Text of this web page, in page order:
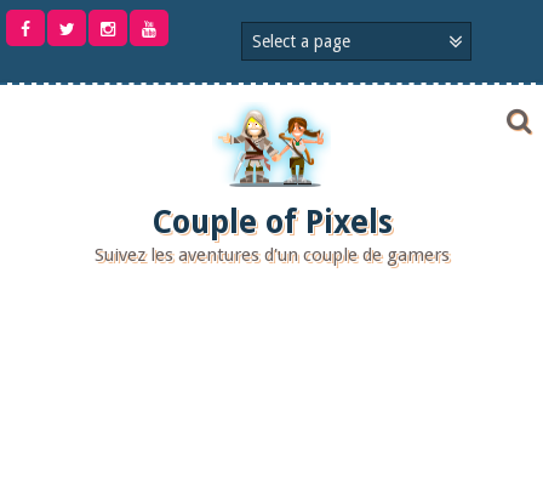
Aller
Couple of Pixels
Suivez les aventures d'un couple de gamers